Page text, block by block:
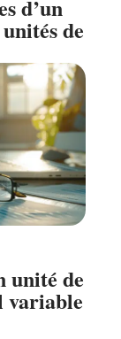
d’un
de
unité de
variable